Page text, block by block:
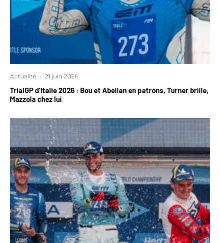
Actualité · 21 juin 2026
TrialGP d’Italie 2026 : Bou et Abellan en patrons, Turner brille,
Mazzola chez lui